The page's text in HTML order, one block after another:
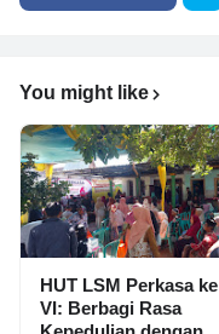
You might like
HUT LSM Perkasa ke
VI: Berbagi Rasa